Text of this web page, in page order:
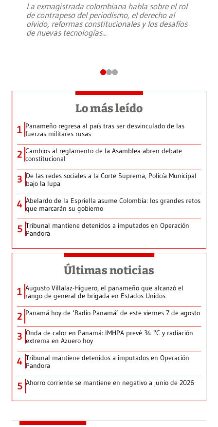
La exmagistrada colombiana habla sobre el rol
de contrapeso del periodismo, el derecho al
olvido, reformas constitucionales y los desafíos
de nuevas tecnologías...
Lo más leído
1 Panameño regresa al país tras ser desvinculado de las
fuerzas militares rusas
2 Cambios al reglamento de la Asamblea abren debate
constitucional
3 De las redes sociales a la Corte Suprema, Policía Municipal
bajo la lupa
4 Abelardo de la Espriella asume Colombia: los grandes retos
que marcarán su gobierno
5 Tribunal mantiene detenidos a imputados en Operación
Pandora
Últimas noticias
1 Augusto Villalaz-Higuero, el panameño que alcanzó el
rango de general de brigada en Estados Unidos
2 Panamá hoy de ‘Radio Panamá’ de este viernes 7 de agosto
3 Onda de calor en Panamá: IMHPA prevé 34 °C y radiación
extrema en Azuero hoy
4 Tribunal mantiene detenidos a imputados en Operación
Pandora
5 Ahorro corriente se mantiene en negativo a junio de 2026